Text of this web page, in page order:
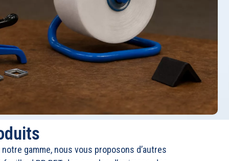
gamme, nous vous proposons d’autres